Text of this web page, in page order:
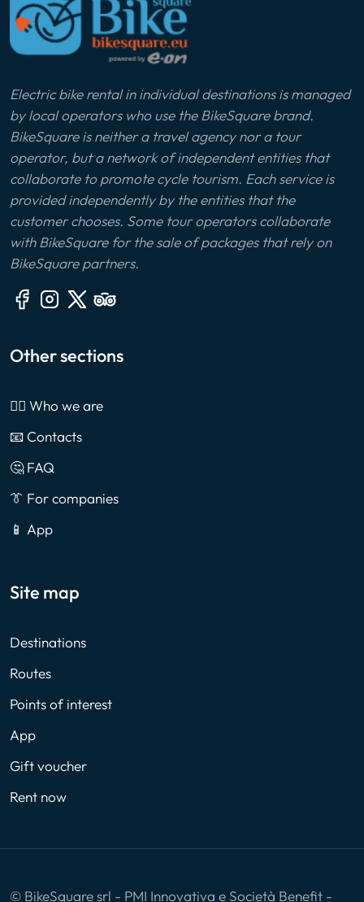
Electric bike rental in individual destinations is managed
by local operators who use the BikeSquare brand.
BikeSquare is neither a travel agency nor a tour
operator, but a network of independent entities that
collaborate to promote cycle tourism. Each service is
provided independently by the entities that the
customer chooses. Some tour operators collaborate
with BikeSquare for the sale of packages that rely on
BikeSquare partners.
Other sections
🙎‍♂️ Who we are
📧 Contacts
🤔 FAQ
👔 For companies
📱 App
Site map
Destinations
Routes
Points of interest
App
Gift voucher
Rent now
© BikeSquare srl - PMI Innovativa e Società Benefit -